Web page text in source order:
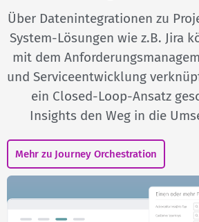
Über Datenintegrationen zu
System-Lösungen wie z.B. Jira
mit dem
und Serviceentwicklung
ein Closed-Loop-Ansatz
Insights den Weg in die
Mehr zu Journey Orchestration